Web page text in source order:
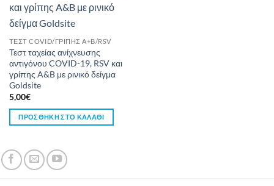
ΤΕΣΤ COVID/ΓΡΙΠΗΣ Α+Β/RSV
Τεστ ταχείας ανίχνευσης
αντιγόνου COVID-19, RSV και
γρίπης A&B με ρινικό δείγμα
Goldsite
5,00€
ΠΡΟΣΘΉΚΗ ΣΤΟ ΚΑΛΆΘΙ